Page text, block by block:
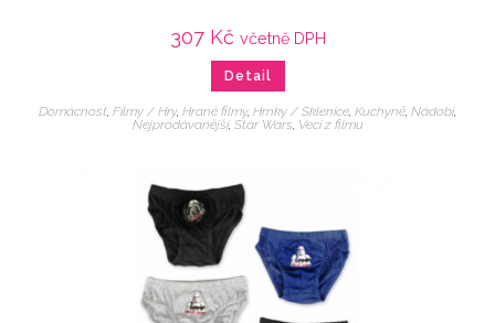
307 Kč včetně DPH
Detail
Domácnost, Filmy / Hry, Hrané filmy, Hrnky / Sklenice, Kuchyně, Nádobí,
Nejprodávanější, Star Wars, Veci z filmu